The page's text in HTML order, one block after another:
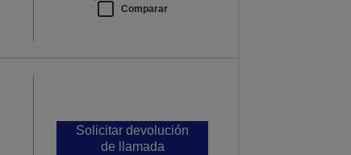
Comparar
Solicitar devolución
de llamada